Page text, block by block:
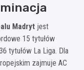
Madryt jest
15 tytułów
tytułów La Liga. Dla
zajmuje AC